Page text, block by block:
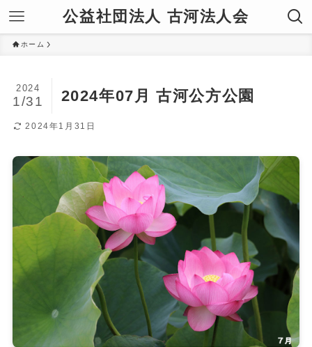
公益社団法人 古河法人会
ホーム
2024年07月 古河公方公園
2024
1/31
2024年1月31日